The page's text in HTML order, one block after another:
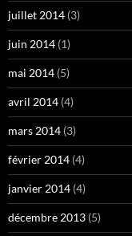
juillet 2014 (3)
juin 2014 (1)
mai 2014 (5)
avril 2014 (4)
mars 2014 (3)
février 2014 (4)
janvier 2014 (4)
décembre 2013 (5)